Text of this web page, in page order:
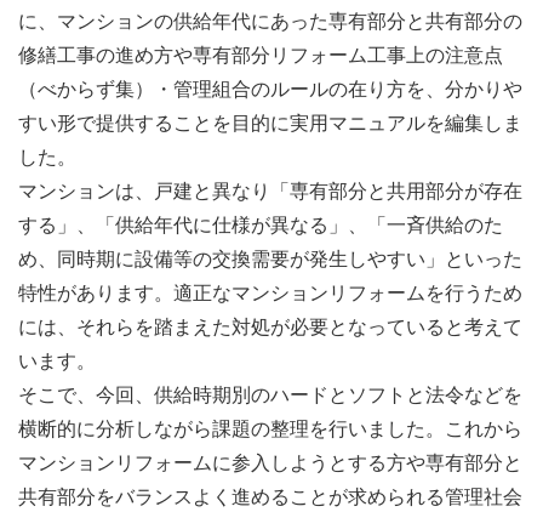
に、マンションの供給年代にあった専有部分と共有部分の
修繕工事の進め方や専有部分リフォーム工事上の注意点
（べからず集）・管理組合のルールの在り方を、分かりや
すい形で提供することを目的に実用マニュアルを編集しま
した。
マンションは、戸建と異なり「専有部分と共用部分が存在
する」、「供給年代に仕様が異なる」、「一斉供給のた
め、同時期に設備等の交換需要が発生しやすい」といった
特性があります。適正なマンションリフォームを行うため
には、それらを踏まえた対処が必要となっていると考えて
います。
そこで、今回、供給時期別のハードとソフトと法令などを
横断的に分析しながら課題の整理を行いました。これから
マンションリフォームに参入しようとする方や専有部分と
共有部分をバランスよく進めることが求められる管理社会